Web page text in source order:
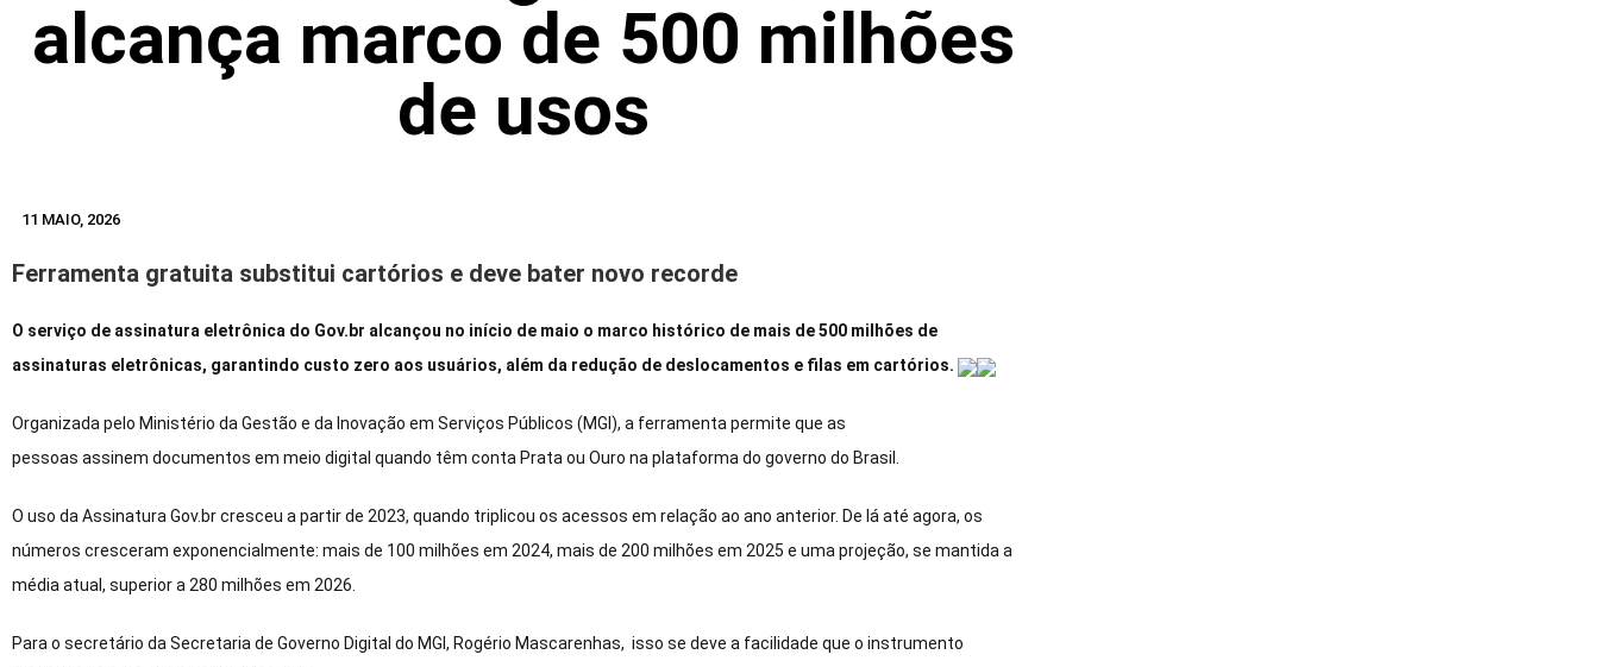
alcança marco de 500 milhões
de usos
11 MAIO, 2026
Ferramenta gratuita substitui cartórios e deve bater novo recorde
O serviço de assinatura eletrônica do Gov.br alcançou no início de maio o marco histórico de mais de 500 milhões de
assinaturas eletrônicas, garantindo custo zero aos usuários, além da redução de deslocamentos e filas em cartórios.
Organizada pelo Ministério da Gestão e da Inovação em Serviços Públicos (MGI), a ferramenta permite que as
pessoas assinem documentos em meio digital quando têm conta Prata ou Ouro na plataforma do governo do Brasil.
O uso da Assinatura Gov.br cresceu a partir de 2023, quando triplicou os acessos em relação ao ano anterior. De lá até agora, os
números cresceram exponencialmente: mais de 100 milhões em 2024, mais de 200 milhões em 2025 e uma projeção, se mantida a
média atual, superior a 280 milhões em 2026.
Para o secretário da Secretaria de Governo Digital do MGI, Rogério Mascarenhas, isso se deve a facilidade que o instrumento